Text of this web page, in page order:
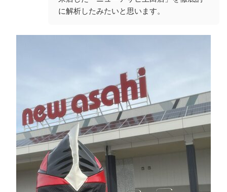
に解析したみたいと思います。